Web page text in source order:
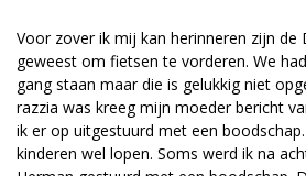
Voor zover ik mij kan herinneren zijn de
geweest om fietsen te vorderen. We
gang staan maar die is gelukkig niet
razzia was kreeg mijn moeder bericht
ik er op uitgestuurd met een
kinderen wel lopen. Soms werd ik na